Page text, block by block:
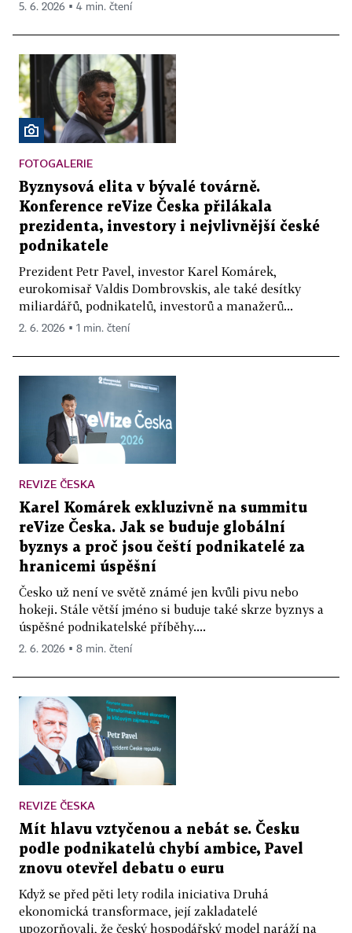
5. 6. 2026 ▪ 4 min. čtení
FOTOGALERIE
Byznysová elita v bývalé továrně.
Konference reVize Česka přilákala
prezidenta, investory i nejvlivnější české
podnikatele
Prezident Petr Pavel, investor Karel Komárek,
eurokomisař Valdis Dombrovskis, ale také desítky
miliardářů, podnikatelů, investorů a manažerů...
2. 6. 2026 ▪ 1 min. čtení
REVIZE ČESKA
Karel Komárek exkluzivně na summitu
reVize Česka. Jak se buduje globální
byznys a proč jsou čeští podnikatelé za
hranicemi úspěšní
Česko už není ve světě známé jen kvůli pivu nebo
hokeji. Stále větší jméno si buduje také skrze byznys a
úspěšné podnikatelské příběhy....
2. 6. 2026 ▪ 8 min. čtení
REVIZE ČESKA
Mít hlavu vztyčenou a nebát se. Česku
podle podnikatelů chybí ambice, Pavel
znovu otevřel debatu o euru
Když se před pěti lety rodila iniciativa Druhá
ekonomická transformace, její zakladatelé
upozorňovali, že český hospodářský model naráží na